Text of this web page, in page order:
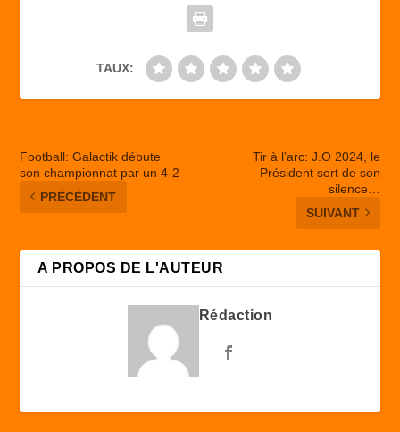
TAUX:
Football: Galactik débute
son championnat par un 4-2
PRÉCÉDENT
Tir à l’arc: J.O 2024, le
Président sort de son
silence…
SUIVANT
A PROPOS DE L'AUTEUR
Rédaction